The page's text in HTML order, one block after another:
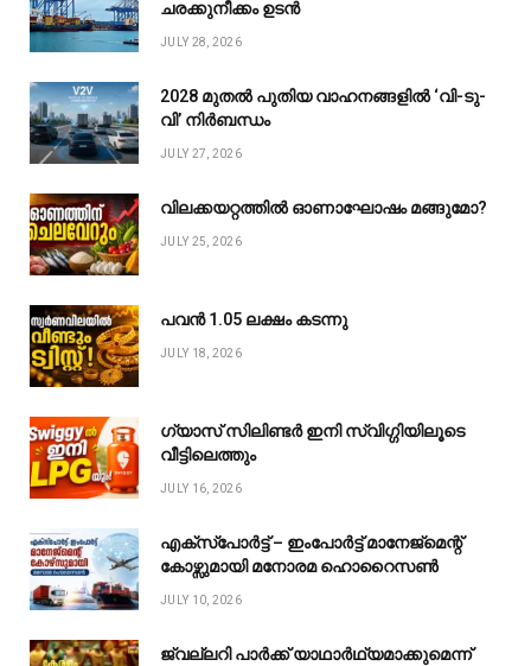
ചരക്കുനീക്കം ഉടൻ
JULY 28, 2026
2028 മുതൽ പുതിയ വാഹനങ്ങളിൽ ‘വി-ടു-
വി’ നിർബന്ധം
JULY 27, 2026
വിലക്കയറ്റത്തിൽ ഓണാഘോഷം മങ്ങുമോ?
JULY 25, 2026
പവൻ ₹1.05 ലക്ഷം കടന്നു
JULY 18, 2026
ഗ്യാസ് സിലിണ്ടർ ഇനി സ്വിഗ്ഗിയിലൂടെ
വീട്ടിലെത്തും
JULY 16, 2026
എക്സ്പോർട്ട് – ഇംപോർട്ട് മാനേജ്മെന്റ്
കോഴ്സുമായി മനോരമ ഹൊറൈസൺ
JULY 10, 2026
ജ്വല്ലറി പാർക്ക് യാഥാർഥ്യമാക്കുമെന്ന്